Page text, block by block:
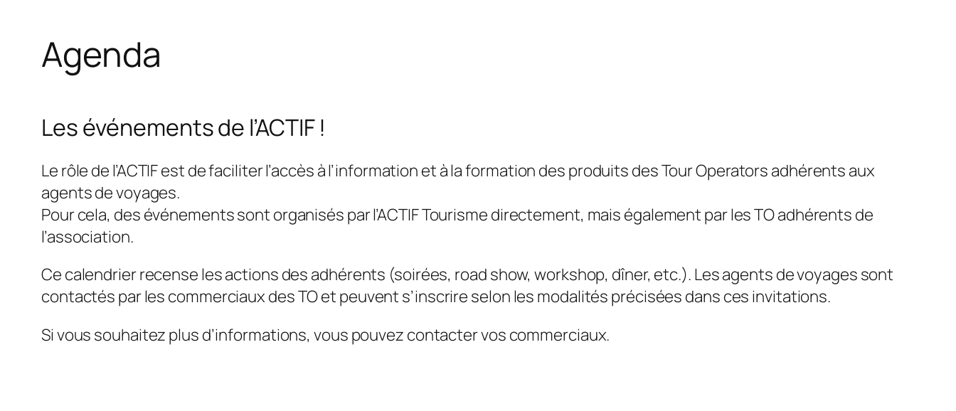
Agenda
Les événements de l’ACTIF !
Le rôle de l’ACTIF est de faciliter l’accès à l’information et à la formation des produits des Tour Operators adhérents aux
agents de voyages.
Pour cela, des événements sont organisés par l’ACTIF Tourisme directement, mais également par les TO adhérents de
l’association.
Ce calendrier recense les actions des adhérents (soirées, road show, workshop, dîner, etc.). Les agents de voyages sont
contactés par les commerciaux des TO et peuvent s’inscrire selon les modalités précisées dans ces invitations.
Si vous souhaitez plus d’informations, vous pouvez contacter vos commerciaux.